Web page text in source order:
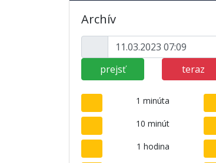
Archív
prejsť teraz
1 minúta
10 minút
1 hodina